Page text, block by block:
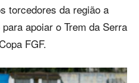
torcedores da região a
apoiar o Trem da Serra
FGF.